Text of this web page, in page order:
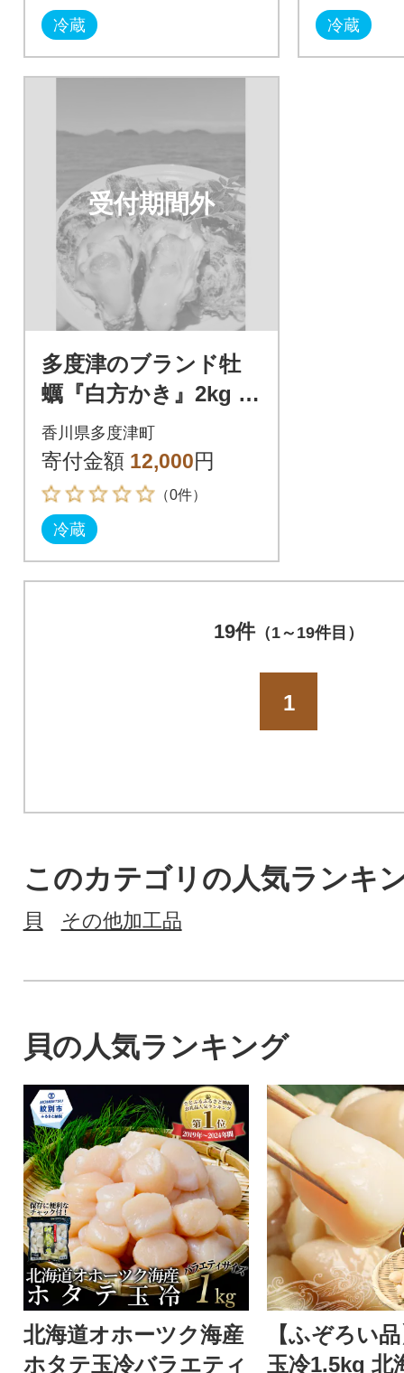
冷蔵 冷蔵
受付期間外
多度津のブランド牡
蠣『白方かき』2kg 白
方漁港直送 加熱調理
用 殻付き生カキ【A-8
6】
香川県多度津町
寄付金額 12,000円
（0件）
冷蔵
19件（1～19件目）
1
このカテゴリの人気ランキ
貝 その他加工品
貝の人気ランキング
北海道オホーツク海産
ホタテ玉冷バラエティ
【ふぞろい
玉冷1.5kg 北